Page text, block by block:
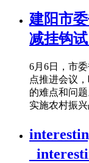
建阳市
减挂钩
6月6日，市
点推进会议
的难点和问
实施农村振